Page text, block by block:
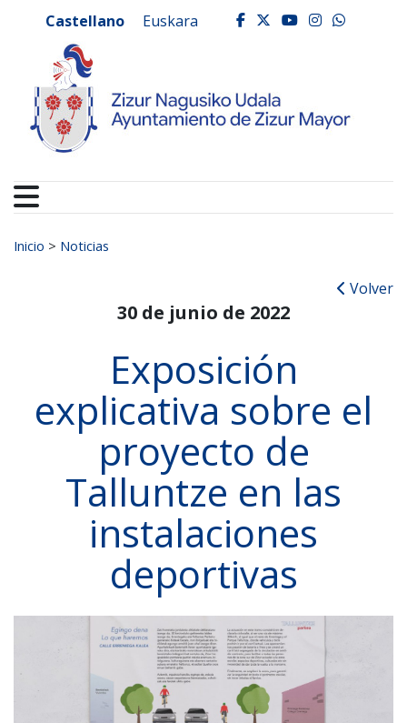
Ayuntamiento de
Castellano Euskara facebook
twitter
youtube
Buscar:
Inicio > Noticias
Volver
30 de junio de 2022
Exposición
explicativa sobre el
proyecto de
Talluntze en las
instalaciones
deportivas